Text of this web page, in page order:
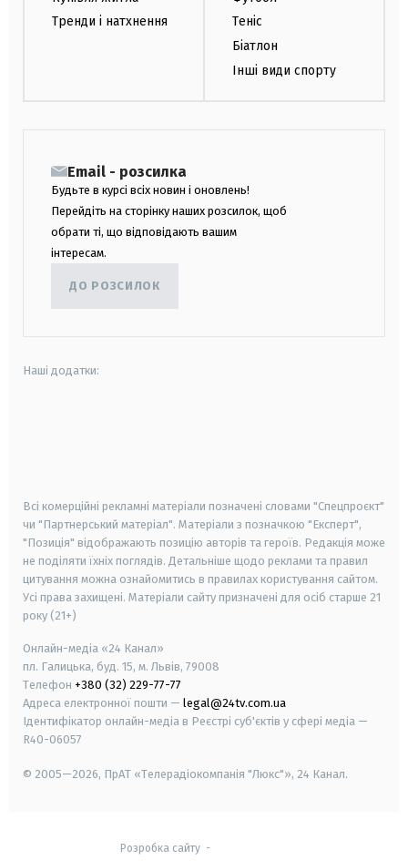
Тренди і натхнення
Теніс
Біатлон
Інші види спорту
Email - розсилка
Будьте в курсі всіх новин і оновлень!
Перейдіть на сторінку наших розсилок, щоб
обрати ті, що відповідають вашим
інтересам.
ДО РОЗСИЛОК
Наші додатки:
Всі комерційні рекламні матеріали позначені словами "Спецпроєкт"
чи "Партнерський матеріал". Матеріали з позначкою "Експерт",
"Позиція" відображають позицію авторів та героїв. Редакція може
не поділяти їхніх поглядів. Детальніше щодо реклами та правил
цитування можна ознайомитись в правилах користування сайтом.
Усі права захищені. Матеріали сайту призначені для осіб старше 21
року (21+)
Онлайн-медіа «24 Канал»
пл. Галицька, буд. 15, м. Львів, 79008
Телефон +380 (32) 229-77-77
Адреса електронної пошти — legal@24tv.com.ua
Ідентифікатор онлайн-медіа в Реєстрі суб'єктів у сфері медіа —
R40-06057
© 2005—2026, ПрАТ «Телерадіокомпанія "Люкс"», 24 Канал.
Розробка сайту-